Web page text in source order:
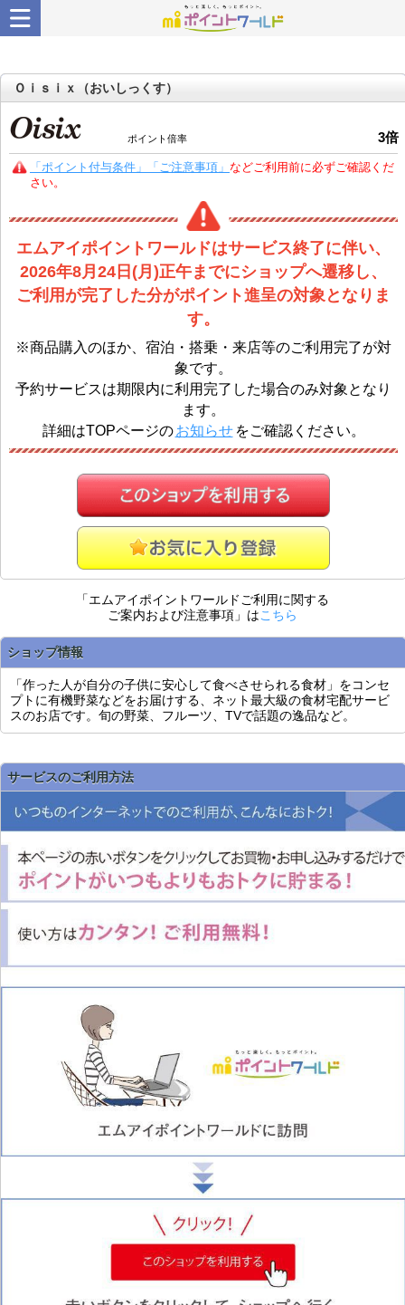
Ｏｉｓｉｘ（おいしっくす）
ポイント倍率 3倍
「ポイント付与条件」「ご注意事項」 などご利用前に必ずご確認くだ
さい。
エムアイポイントワールドはサービス終了に伴い、
2026年8月24日(月)正午までにショップへ遷移し、
ご利用が完了した分がポイント進呈の対象となりま
す。
※商品購入のほか、宿泊・搭乗・来店等のご利用完了が対
象です。
予約サービスは期限内に利用完了した場合のみ対象となり
ます。
詳細はTOPページの お知らせ をご確認ください。
「エムアイポイントワールドご利用に関する
ご案内および注意事項」はこちら
ショップ情報
「作った人が自分の子供に安心して食べさせられる食材」をコンセ
プトに有機野菜などをお届けする、ネット最大級の食材宅配サービ
スのお店です。旬の野菜、フルーツ、TVで話題の逸品など。
サービスのご利用方法